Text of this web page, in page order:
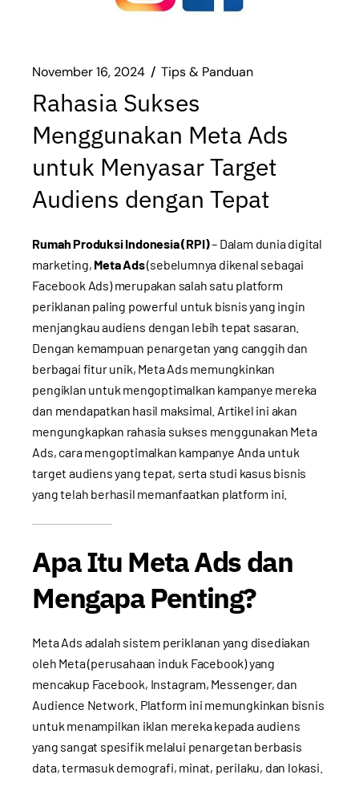
November 16, 2024 Tips & Panduan
Rahasia Sukses
Menggunakan Meta Ads
untuk Menyasar Target
Audiens dengan Tepat
Rumah Produksi Indonesia (RPI)– Dalam dunia digital
marketing, Meta Ads(sebelumnya dikenal sebagai
Facebook Ads) merupakan salah satu platform
periklanan paling powerful untuk bisnis yang ingin
menjangkau audiens dengan lebih tepat sasaran.
Dengan kemampuan penargetan yang canggih dan
berbagai fitur unik, Meta Ads memungkinkan
pengiklan untuk mengoptimalkan kampanye mereka
dan mendapatkan hasil maksimal. Artikel ini akan
mengungkapkan rahasia sukses menggunakan Meta
Ads, cara mengoptimalkan kampanye Anda untuk
target audiens yang tepat, serta studi kasus bisnis
yang telah berhasil memanfaatkan platform ini.
Apa Itu Meta Ads dan
Mengapa Penting?
Meta Ads adalah sistem periklanan yang disediakan
oleh Meta (perusahaan induk Facebook) yang
mencakup Facebook, Instagram, Messenger, dan
Audience Network. Platform ini memungkinkan bisnis
untuk menampilkan iklan mereka kepada audiens
yang sangat spesifik melalui penargetan berbasis
data, termasuk demografi, minat, perilaku, dan lokasi.